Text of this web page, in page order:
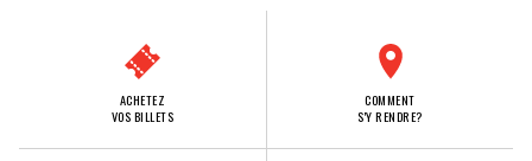
ACHETEZ
VOS BILLETS
COMMENT
S'Y RENDRE?